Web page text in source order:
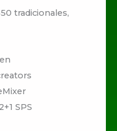
tradicionales,
SPS